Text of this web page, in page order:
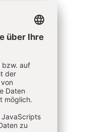
Wie
alle
Wir